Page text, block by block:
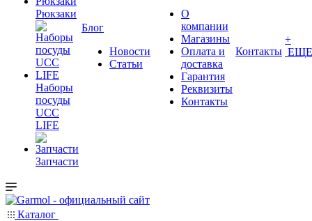
Рюкзаки
Наборы
посуды
UCC
LIFE
Запчасти
Блог
Новости
Статьи
О
компании
Магазины
Оплата и
доставка
Гарантия
Реквизиты
Контакты
Контакты
+
ЕЩЕ
Каталог